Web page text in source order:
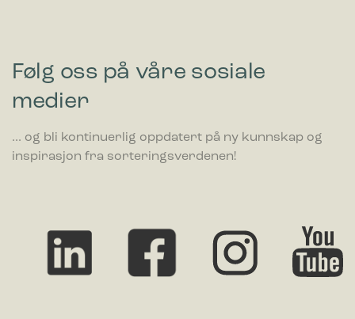
Følg oss på våre sosiale
medier
... og bli kontinuerlig oppdatert på ny kunnskap og
inspirasjon fra sorteringsverdenen!